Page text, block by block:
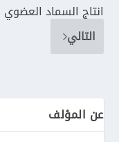
انتاج السماد العضوي
التالي
عن المؤلف